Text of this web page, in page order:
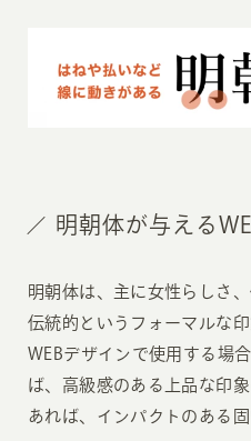
明朝体が与える
明朝体は、主に女性らしさ
伝統的というフォーマルな印
WEBデザインで使用する場
ば、高級感のある上品な印
あれば、インパクトのある固